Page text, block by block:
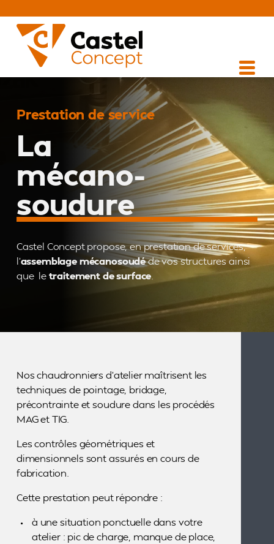
Prestation de service
La
mécano-
soudure
Castel Concept propose, en prestation de services,
l’assemblage mécanosoudéde vos structures ainsi
que letraitement de surface
Nos chaudronniers d’atelier maîtrisent les
techniques de pointage, bridage,
précontrainte et soudure dans les procédés
MAG et TIG.
Les contrôles géométriques et
dimensionnels sont assurés en cours de
fabrication.
Cette prestation peut répondre :
à une situation ponctuelle dans votre
atelier : pic de charge, manque de place,